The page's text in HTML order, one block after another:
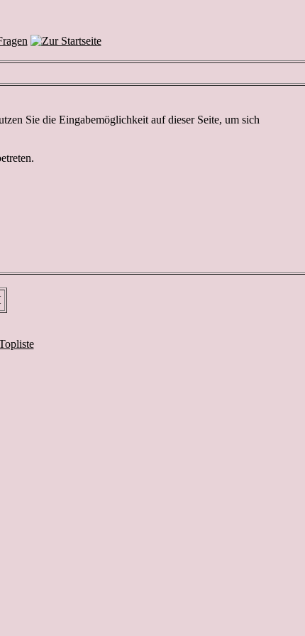
Sie die Eingabemöglichkeit auf dieser Seite, um sich